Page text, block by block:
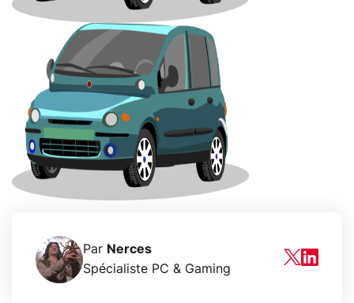
Par Nerces
Spécialiste PC & Gaming